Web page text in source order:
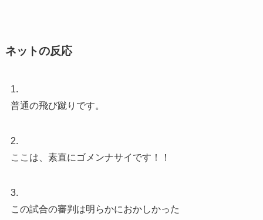
ネットの反応
1.
普通の飛び蹴りです。
2.
ここは、素直にゴメンナサイです！！
3.
この試合の審判は明らかにおかしかった